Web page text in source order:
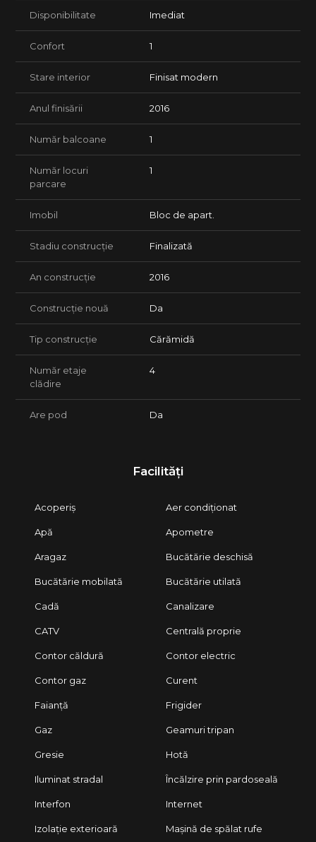
Disponibilitate Imediat
Confort 1
Stare interior Finisat modern
Anul finisării 2016
Număr balcoane 1
Număr locuri
parcare
1
Imobil Bloc de apart.
Stadiu construcție Finalizată
An construcție 2016
Construcție nouă Da
Tip construcție Cărămidă
Număr etaje
clădire
4
Are pod Da
Facilități
Acoperiș Aer condiționat
Apă Apometre
Aragaz Bucătărie deschisă
Bucătărie mobilată Bucătărie utilată
Cadă Canalizare
CATV Centrală proprie
Contor căldură Contor electric
Contor gaz Curent
Faianță Frigider
Gaz Geamuri tripan
Gresie Hotă
Iluminat stradal Încălzire prin pardoseală
Interfon Internet
Izolație exterioară Mașină de spălat rufe